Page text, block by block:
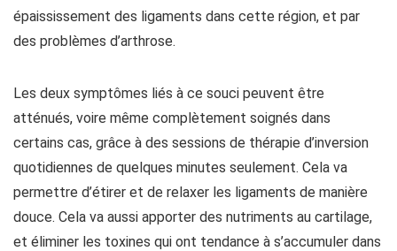
épaississement des ligaments dans cette région, et par
des problèmes d’arthrose.
Les deux symptômes liés à ce souci peuvent être
atténués, voire même complètement soignés dans
certains cas, grâce à des sessions de thérapie d’inversion
quotidiennes de quelques minutes seulement. Cela va
permettre d’étirer et de relaxer les ligaments de manière
douce. Cela va aussi apporter des nutriments au cartilage,
et éliminer les toxines qui ont tendance à s’accumuler dans